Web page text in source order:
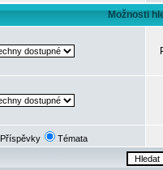
Možnosti
Příspěvky Témata